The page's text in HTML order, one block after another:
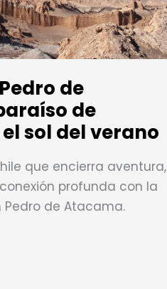
de
de
sol del verano
que encierra aventura,
profunda con la
Pedro de Atacama.